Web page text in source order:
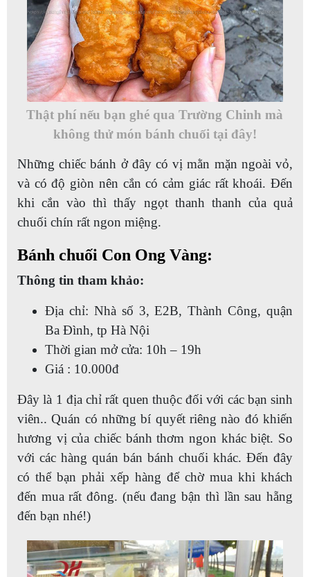
Thật phí nếu bạn ghé qua Trường Chinh mà
không thử món bánh chuối tại đây!
Những chiếc bánh ở đây có vị mằn mặn ngoài vỏ,
và có độ giòn nên cắn có cảm giác rất khoái. Đến
khi cắn vào thì thấy ngọt thanh thanh của quả
chuối chín rất ngon miệng.
Bánh chuối Con Ong Vàng:
Thông tin tham khảo:
Địa chỉ: Nhà số 3, E2B, Thành Công, quận
Ba Đình, tp Hà Nội
Thời gian mở cửa: 10h – 19h
Giá : 10.000đ
Đây là 1 địa chỉ rất quen thuộc đối với các bạn sinh
viên.. Quán có những bí quyết riêng nào đó khiến
hương vị của chiếc bánh thơm ngon khác biệt. So
với các hàng quán bán bánh chuối khác. Đến đây
có thể bạn phải xếp hàng để chờ mua khi khách
đến mua rất đông. (nếu đang bận thì lần sau hẵng
đến bạn nhé!)